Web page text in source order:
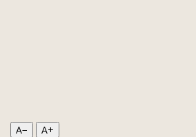
Θέατρο-Χορός
A− A+